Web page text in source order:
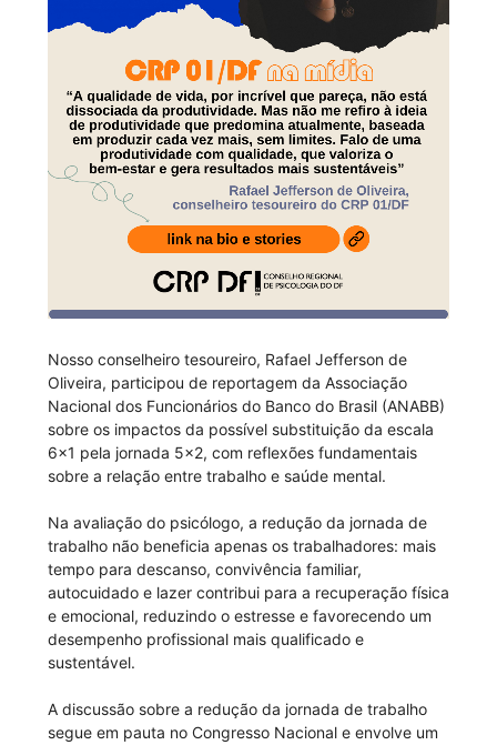
Nosso conselheiro tesoureiro, Rafael Jefferson de
Oliveira, participou de reportagem da Associação
Nacional dos Funcionários do Banco do Brasil (ANABB)
sobre os impactos da possível substituição da escala
6x1 pela jornada 5x2, com reflexões fundamentais
sobre a relação entre trabalho e saúde mental.
Na avaliação do psicólogo, a redução da jornada de
trabalho não beneficia apenas os trabalhadores: mais
tempo para descanso, convivência familiar,
autocuidado e lazer contribui para a recuperação física
e emocional, reduzindo o estresse e favorecendo um
desempenho profissional mais qualificado e
sustentável.
A discussão sobre a redução da jornada de trabalho
segue em pauta no Congresso Nacional e envolve um